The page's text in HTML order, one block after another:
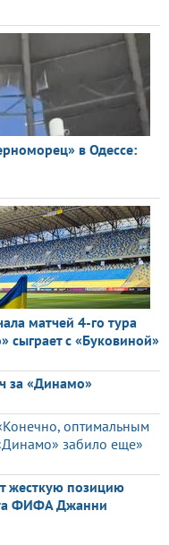
в Одессе:
матчей 4-го тура
сыграет с «Буковиной»
за «Динамо»
оптимальным
забило еще»
жесткую позицию
ФИФА Джанни